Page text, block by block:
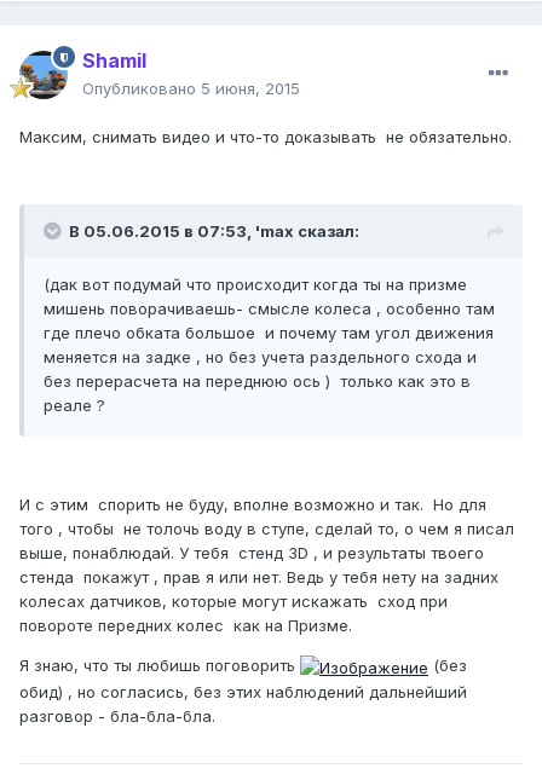
Shamil
Опубликовано 5 июня, 2015
Максим, снимать видео и что-то доказывать не обязательно.
В 05.06.2015 в 07:53, 'max сказал:
(дак вот подумай что происходит когда ты на призме
мишень поворачиваешь- смысле колеса , особенно там
где плечо обката большое и почему там угол движения
меняется на задке , но без учета раздельного схода и
без перерасчета на переднюю ось ) только как это в
реале ?
И с этим спорить не буду, вполне возможно и так. Но для
того , чтобы не толочь воду в ступе, сделай то, о чем я писал
выше, понаблюдай. У тебя стенд 3D , и результаты твоего
стенда покажут , прав я или нет. Ведь у тебя нету на задних
колесах датчиков, которые могут искажать сход при
повороте передних колес как на Призме.
Я знаю, что ты любишь поговорить
(без
обид) , но согласись, без этих наблюдений дальнейший
разговор - бла-бла-бла.